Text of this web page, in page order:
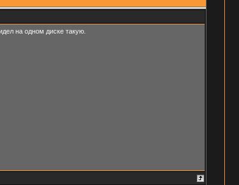
на одном диске такую.